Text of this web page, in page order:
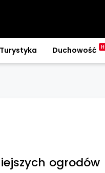
Turystyka Duchowość
ogrodów